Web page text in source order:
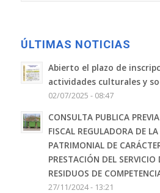
ÚLTIMAS NOTICIAS
Abierto el plazo de
actividades culturales y
02/07/2025 - 08:47
CONSULTA PUBLICA
FISCAL REGULADORA DE
PATRIMONIAL DE
PRESTACIÓN DEL SERVICIO
RESIDUOS DE
27/11/2024 - 13:21